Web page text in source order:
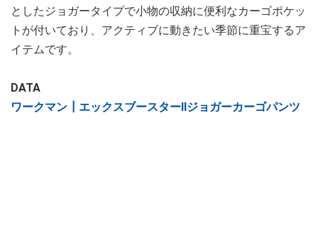
としたジョガータイプで小物の収納に便利なカーゴポケッ
トが付いており、アクティブに動きたい季節に重宝するア
イテムです。
DATA
ワークマン┃エックスブースターⅡジョガーカーゴパンツ